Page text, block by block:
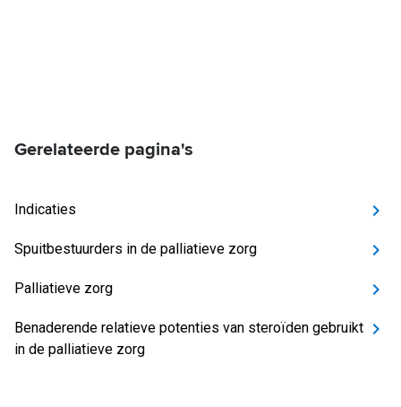
Gerelateerde pagina's
Indicaties
Spuitbestuurders in de palliatieve zorg
Palliatieve zorg
Benaderende relatieve potenties van steroïden gebruikt
in de palliatieve zorg